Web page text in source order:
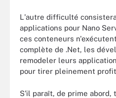
L'autre difficulté
applications pour Nano
ces conteneurs
complète de .Net, les
remodeler leurs
pour tirer pleinement
S'il paraît, de prime